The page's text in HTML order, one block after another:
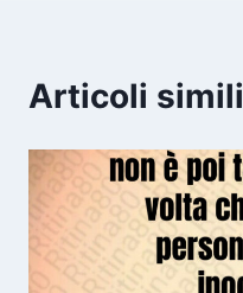
Articoli simili